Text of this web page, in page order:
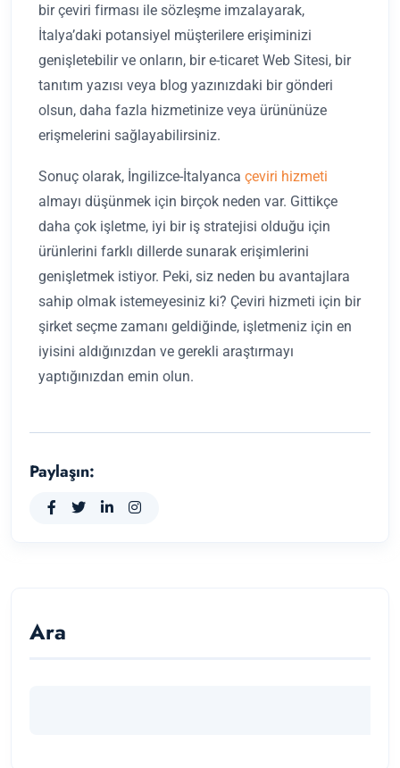
bir çeviri firması ile sözleşme imzalayarak,
İtalya’daki potansiyel müşterilere erişiminizi
genişletebilir ve onların, bir e-ticaret Web Sitesi, bir
tanıtım yazısı veya blog yazınızdaki bir gönderi
olsun, daha fazla hizmetinize veya ürününüze
erişmelerini sağlayabilirsiniz.
Sonuç olarak, İngilizce-İtalyanca çeviri hizmeti
almayı düşünmek için birçok neden var. Gittikçe
daha çok işletme, iyi bir iş stratejisi olduğu için
ürünlerini farklı dillerde sunarak erişimlerini
genişletmek istiyor. Peki, siz neden bu avantajlara
sahip olmak istemeyesiniz ki? Çeviri hizmeti için bir
şirket seçme zamanı geldiğinde, işletmeniz için en
iyisini aldığınızdan ve gerekli araştırmayı
yaptığınızdan emin olun.
Paylaşın:
Ara